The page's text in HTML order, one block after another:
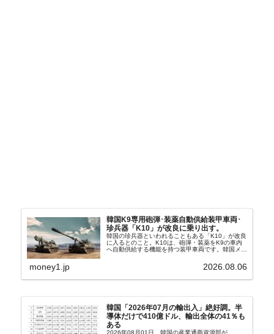
韓国K9専用砲弾･装薬自動供給装甲車両･
珍兵器「K10」が改良に乗り出す。
韓国の珍兵器といわれることもある「K10」が改良
に入るとのこと。K10は、砲弾・装薬をK9の車内
へ自動供給する機能を持つ装甲車両です。韓国メデ
から以下に一部を引きます。2005年に初めて...
money1.jp 2026.08.06
韓国「2026年07月の輸出入」絶好調。半
導体だけで410億ドル、輸出全体の41％も
ある
2026年08月01日、韓国の産業通商資源部が